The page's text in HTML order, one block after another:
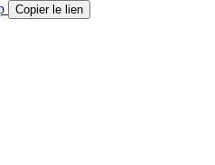
Copier le lien